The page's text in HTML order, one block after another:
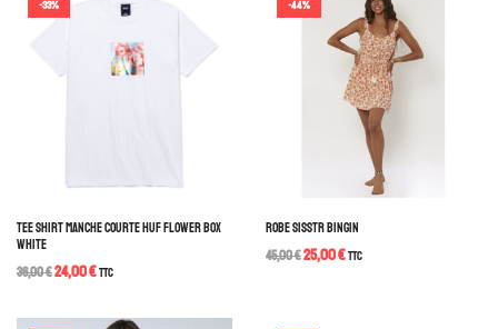
-33%
TEE SHIRT MANCHE COURTE HUF FLOWER BOX
WHITE
36,00€24,00€TTC
-44%
ROBE SISSTR BINGIN
45,00€25,00€TTC